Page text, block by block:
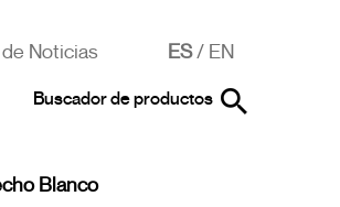
Noticias ES/ EN
Buscador de productos
Blanco